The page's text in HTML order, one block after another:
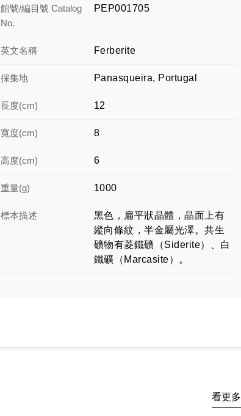
館號/編目號 Catalog
No.
PEP001705
英文名稱 Ferberite
採集地 Panasqueira, Portugal
長度(cm) 12
寬度(cm) 8
高度(cm) 6
重量(g) 1000
標本描述
黑色，扁平狀晶體，晶面上有
縱向條紋，半金屬光澤。共生
礦物有菱鐵礦（Siderite）、白
鐵礦（Marcasite）。
看更多